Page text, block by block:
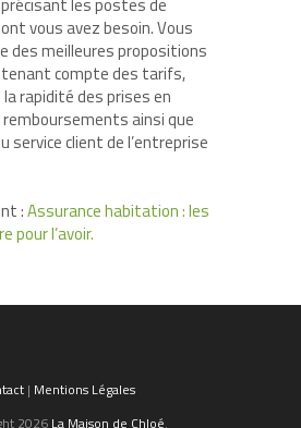
vous avez besoin. Vous
des meilleures propositions
tenant compte des tarifs,
rapidité des prises en
remboursements ainsi que
service client de l’entreprise
:Assurance habitation : les
pour l’avoir.
| Mentions Légales
2026 La Maison de Chloé.